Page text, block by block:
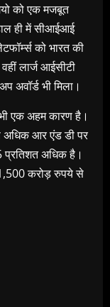
को एक मजबूत
ही में सीआईआई
को भारत की
लार्ज आईसीटी
अवॉर्ड भी मिला।
एक अहम कारण है।
आर एंड डी पर
प्रतिशत अधिक है।
1,500 करोड़ रुपये से